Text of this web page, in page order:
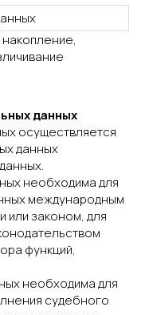
данных
осуществляется
данных
необходима для
международным
или законом, для
функций,
необходима для
судебного